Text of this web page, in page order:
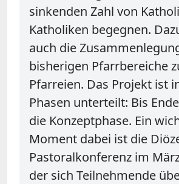
sinkenden Zahl von
Katholiken begegnen.
auch die
bisherigen Pfarrbereiche
Pfarreien. Das Projekt ist
Phasen unterteilt: Bis
die Konzeptphase. Ein
Moment dabei ist die
Pastoralkonferenz im
der sich Teilnehmende